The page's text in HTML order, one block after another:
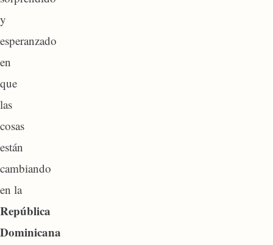
y
esperanzado
en
que
las
cosas
están
cambiando
en la
República
Dominicana